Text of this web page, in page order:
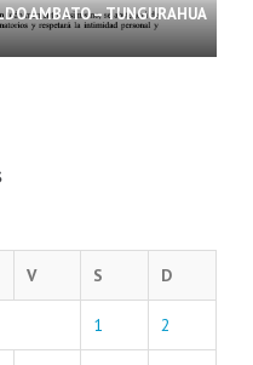
AMBATO – TUNGURAHUA
V S D
1 2